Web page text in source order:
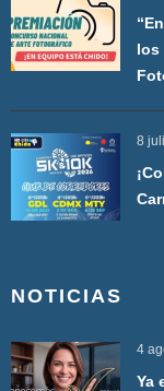
los
8
NOTICIAS
4
Ya